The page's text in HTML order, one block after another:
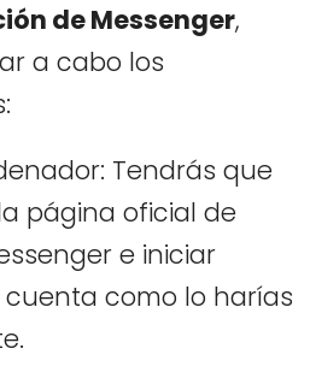
de Messenger,
a cabo los
Tendrás que
página oficial de
e iniciar
cuenta como lo harías